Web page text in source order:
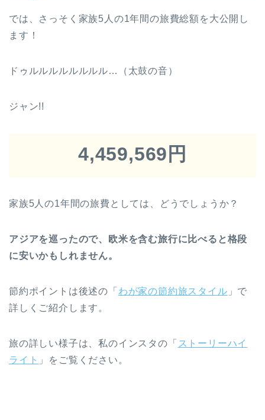
では、さっそく家族5人の1年間の旅費総額を大公開し
ます！
ドゥルルルルルルルル…（太鼓の音）
ジャン!!
4,459,569円
家族5人の1年間の旅費としては、どうでしょうか？
アジアを巡ったので、欧米を含む旅行に比べると格段
に安いかもしれません。
節約ポイントは後述の「 わが家の節約旅スタイル 」で
詳しくご紹介します。
旅の詳しい様子は、私のインスタの「 ストーリーハイ
ライト 」をご覧ください。